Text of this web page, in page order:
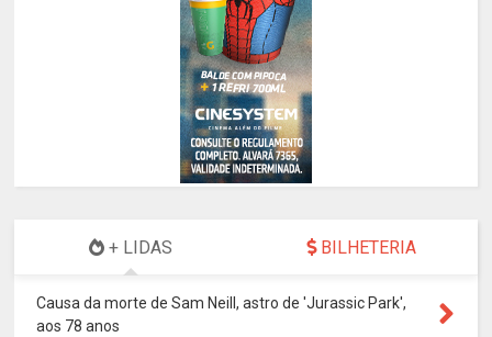
+ LIDAS BILHETERIA
Causa da morte de Sam Neill, astro de 'Jurassic Park',
aos 78 anos